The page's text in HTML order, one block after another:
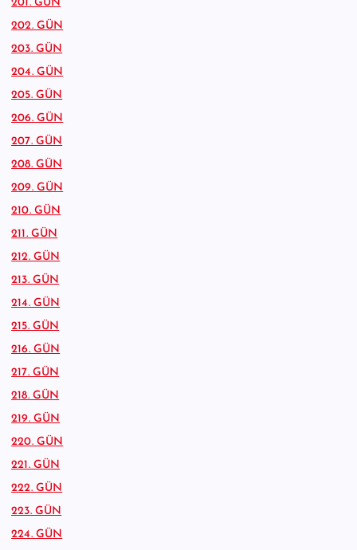
201. GÜN
202. GÜN
203. GÜN
204. GÜN
205. GÜN
206. GÜN
207. GÜN
208. GÜN
209. GÜN
210. GÜN
211. GÜN
212. GÜN
213. GÜN
214. GÜN
215. GÜN
216. GÜN
217. GÜN
218. GÜN
219. GÜN
220. GÜN
221. GÜN
222. GÜN
223. GÜN
224. GÜN